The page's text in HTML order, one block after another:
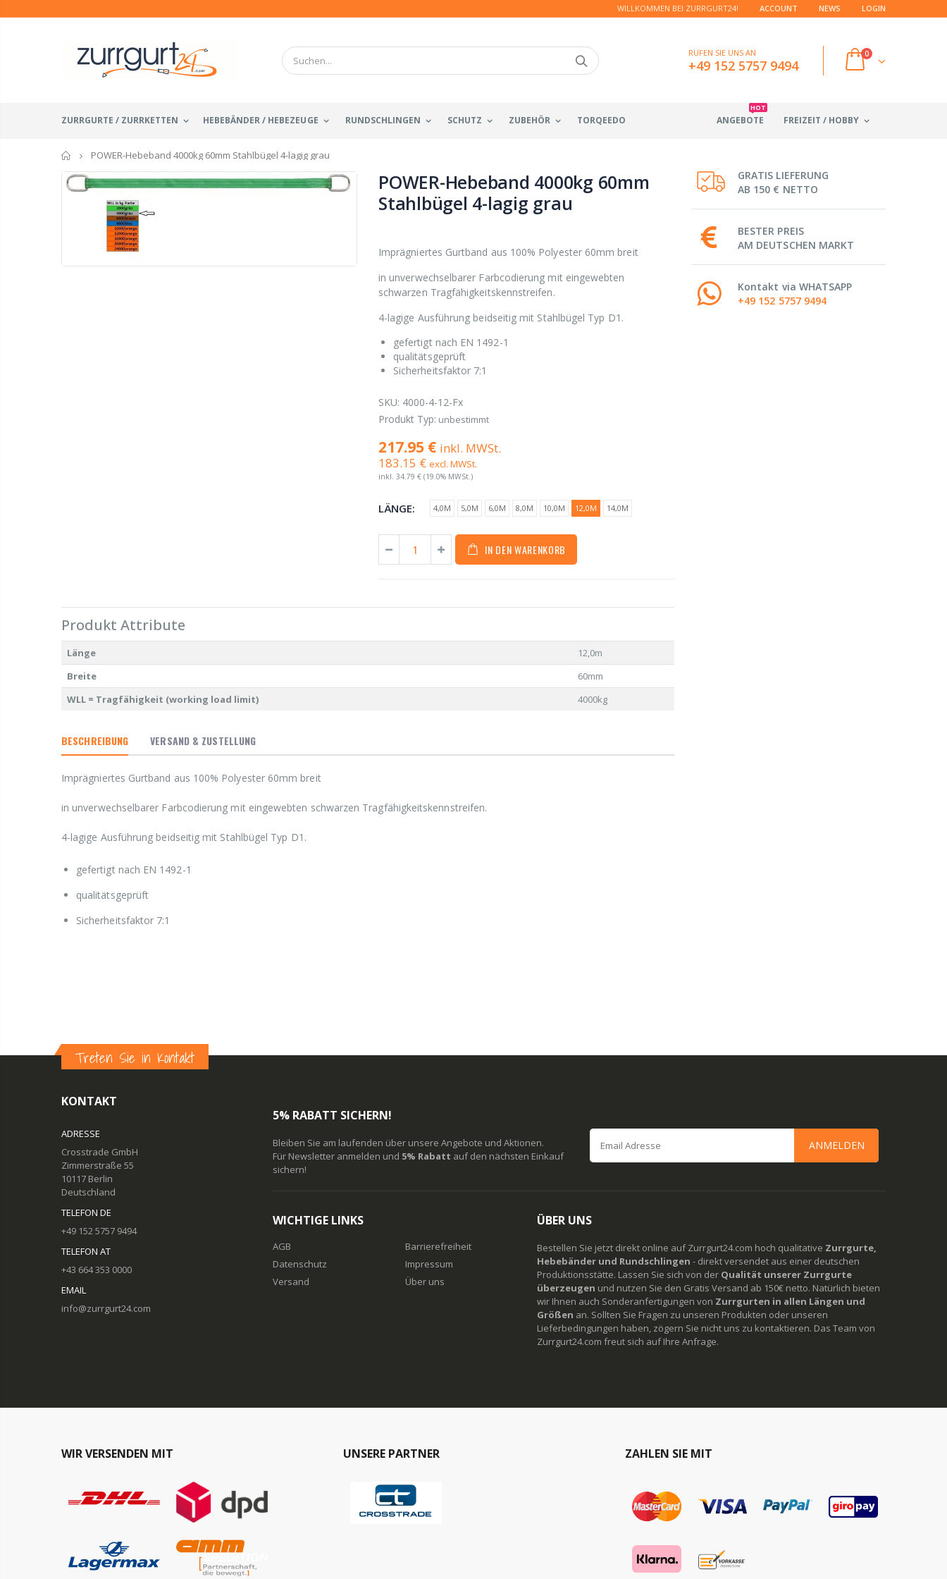
WILLKOMMEN BEI ZURRGURT24! ACCOUNT NEWS LOGIN
RUFEN SIE UNS AN
+49 152 5757 9494
0
ZURRGURTE / ZURRKETTEN HEBEBÄNDER / HEBEZEUGE RUNDSCHLINGEN SCHUTZ ZUBEHÖR FREIZEIT / HOBBY
ANGEBOTE
HOT
TORQEEDO
Startseite
POWER-Hebeband 4000kg 60mm Stahlbügel 4-lagig grau
POWER-Hebeband 4000kg 60mm
Stahlbügel 4-lagig grau
Imprägniertes Gurtband aus 100% Polyester 60mm breit
in unverwechselbarer Farbcodierung mit eingewebten
schwarzen Tragfähigkeitskennstreifen.
4-lagige Ausführung beidseitig mit Stahlbügel Typ D1.
gefertigt nach EN 1492-1
qualitätsgeprüft
Sicherheitsfaktor 7:1
SKU: 4000-4-12-Fx
Produkt Typ: unbestimmt
217.95 € inkl. MWSt.
183.15 € excl. MWSt.
inkl. 34.79 € (19.0% MWSt.)
LÄNGE: 4,0M 5,0M 6,0M 8,0M 10,0M 12,0M 14,0M
IN DEN WARENKORB
Produkt Attribute
Länge
12,0m
Breite
60mm
WLL = Tragfähigkeit (working load limit)
4000kg
BESCHREIBUNG VERSAND & ZUSTELLUNG
Imprägniertes Gurtband aus 100% Polyester 60mm breit
in unverwechselbarer Farbcodierung mit eingewebten schwarzen Tragfähigkeitskennstreifen.
4-lagige Ausführung beidseitig mit Stahlbügel Typ D1.
gefertigt nach EN 1492-1
qualitätsgeprüft
Sicherheitsfaktor 7:1
GRATIS LIEFERUNG
AB 150 € NETTO
BESTER PREIS
AM DEUTSCHEN MARKT
Kontakt via WHATSAPP
+49 152 5757 9494
Treten Sie in Kontakt
KONTAKT
ADRESSE
Crosstrade GmbH
Zimmerstraße 55
10117 Berlin
Deutschland
TELEFON DE
+49 152 5757 9494
TELEFON AT
+43 664 353 0000
EMAIL
info@zurrgurt24.com
5% RABATT SICHERN!
Bleiben Sie am laufenden über unsere Angebote und Aktionen.
Für Newsletter anmelden und 5% Rabatt auf den nächsten Einkauf
sichern!
ANMELDEN
WICHTIGE LINKS
AGB
Datenschutz
Versand
Barrierefreiheit
Impressum
Über uns
ÜBER UNS
Bestellen Sie jetzt direkt online auf Zurrgurt24.com hoch qualitative Zurrgurte,
Hebebänder und Rundschlingen - direkt versendet aus einer deutschen
Produktionsstätte. Lassen Sie sich von der Qualität unserer Zurrgurte
überzeugen und nutzen Sie den Gratis Versand ab 150€ netto. Natürlich bieten
wir Ihnen auch Sonderanfertigungen von Zurrgurten in allen Längen und
Größen an. Sollten Sie Fragen zu unseren Produkten oder unseren
Lieferbedingungen haben, zögern Sie nicht uns zu kontaktieren. Das Team von
Zurrgurt24.com freut sich auf Ihre Anfrage.
WIR VERSENDEN MIT UNSERE PARTNER ZAHLEN SIE MIT